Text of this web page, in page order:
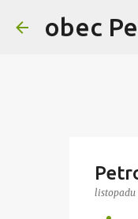
obec
listopadu